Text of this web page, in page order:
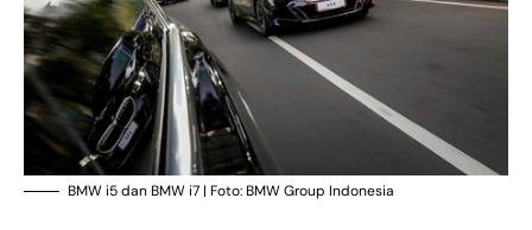
BMW i5 dan BMW i7 | Foto: BMW Group Indonesia